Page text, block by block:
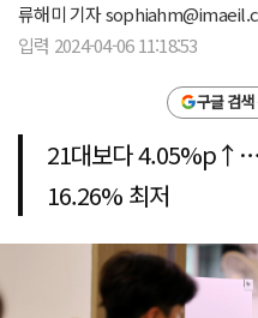
류해미 기자
입력 2024-04-06 11:18:53
구글 검색
21대보다
16.26% 최저